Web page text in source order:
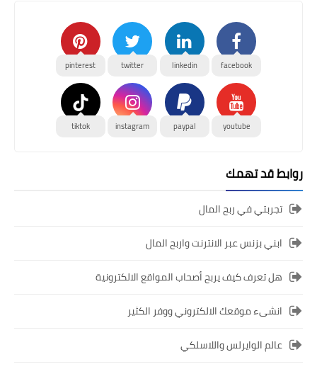
facebook
linkedin
twitter
pinterest
youtube
paypal
instagram
tiktok
روابط قد تهمك
تجربتي في ربح المال
ابني بزنس عبر الانترنت واربح المال
هل تعرف كيف يربح أصحاب المواقع الالكترونية
انشىء موقعك الالكتروني ووفر الكثير
عالم الوايرلس واللاسلكي